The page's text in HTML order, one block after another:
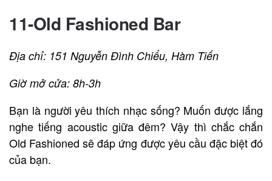
11-Old Fashioned Bar
Địa chỉ: 151 Nguyễn Đình Chiểu, Hàm Tiến
Giờ mở cửa: 8h-3h
Bạn là người yêu thích nhạc sống? Muốn được lắng
nghe tiếng acoustic giữa đêm? Vậy thì chắc chắn
Old Fashioned sẽ đáp ứng được yêu cầu đặc biệt đó
của bạn.